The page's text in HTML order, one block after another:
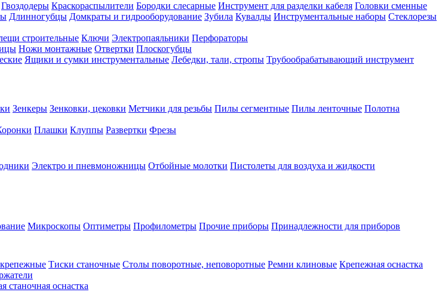
Гвоздодеры Краскораспылители Бородки слесарные Инструмент для разделки кабеля Головки сменные
Длинногубцы Домкраты и гидрооборудование Зубила Кувалды Инструментальные наборы Стеклорезы
строительные Ключи Электропаяльники Перфораторы
Ножи монтажные Отвертки Плоскогубцы
Ящики и сумки инструментальные Лебедки, тали, стропы Трубообрабатывающий инструмент
Зенкеры Зенковки, цековки Метчики для резьбы Пилы сегментные Пилы ленточные Полотна
Плашки Клуппы Развертки Фрезы
Электро и пневмоножницы Отбойные молотки Пистолеты для воздуха и жидкости
Микроскопы Оптиметры Профилометры Прочие приборы Принадлежности для приборов
Тиски станочные Столы поворотные, неповоротные Ремни клиновые Крепежная оснастка
станочная оснастка